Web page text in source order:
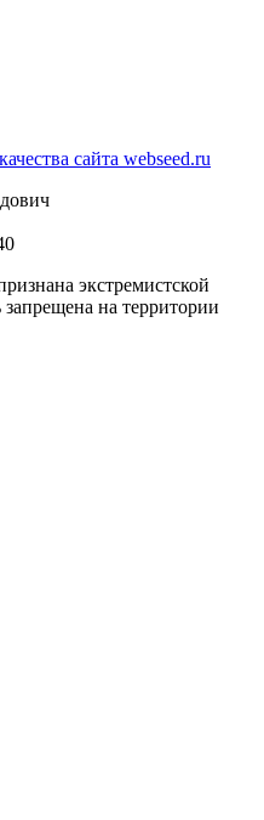
экстремистской
запрещена на территории